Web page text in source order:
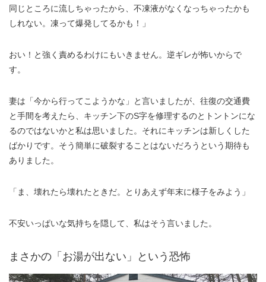
同じところに流しちゃったから、不凍液がなくなっちゃったかも
しれない。凍って爆発してるかも！」
おい！と強く責めるわけにもいきません。逆ギレが怖いからで
す。
妻は「今から行ってこようかな」と言いましたが、往復の交通費
と手間を考えたら、キッチン下のS字を修理するのとトントンにな
るのではないかと私は思いました。それにキッチンは新しくした
ばかりです。そう簡単に破裂することはないだろうという期待も
ありました。
「ま、壊れたら壊れたときだ。とりあえず年末に様子をみよう」
不安いっぱいな気持ちを隠して、私はそう言いました。
まさかの「お湯が出ない」という恐怖